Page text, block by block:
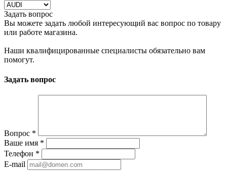
Задать вопрос
Вы можете задать любой интересующий вас вопрос по товару
или работе магазина.
Наши квалифицированные специалисты обязательно вам
помогут.
Задать вопрос
Вопрос *
Ваше имя *
Телефон *
E-mail